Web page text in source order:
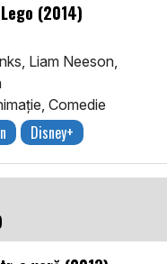
(2014)
Liam Neeson,
Comedie
Disney+